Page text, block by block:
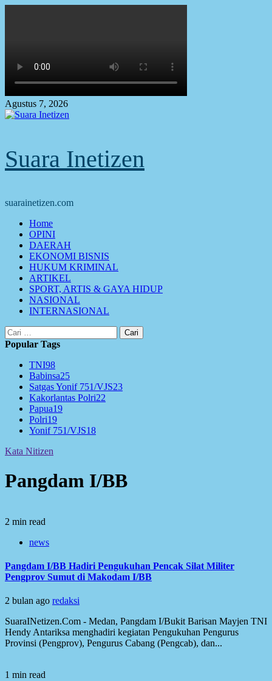
Agustus 7, 2026
Suara Inetizen
suarainetizen.com
Primary
Menu
Home
OPINI
DAERAH
EKONOMI BISNIS
HUKUM KRIMINAL
ARTIKEL
SPORT, ARTIS & GAYA HIDUP
NASIONAL
INTERNASIONAL
Cari
untuk:
Popular Tags
TNI98
Babinsa25
Satgas Yonif 751/VJS23
Kakorlantas Polri22
Papua19
Polri19
Yonif 751/VJS18
Kata Nitizen
Pangdam I/BB
2 min read
news
Pangdam I/BB Hadiri Pengukuhan Pencak Silat Militer
Pengprov Sumut di Makodam I/BB
2 bulan ago redaksi
SuaraINetizen.Com - Medan, Pangdam I/Bukit Barisan Mayjen TNI
Hendy Antariksa menghadiri kegiatan Pengukuhan Pengurus
Provinsi (Pengprov), Pengurus Cabang (Pengcab), dan...
1 min read